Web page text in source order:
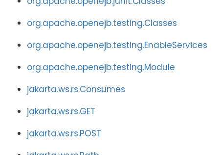
org.apache.openejb.testing.Classes
org.apache.openejb.testing.EnableServices
org.apache.openejb.testing.Module
jakarta.ws.rs.Consumes
jakarta.ws.rs.GET
jakarta.ws.rs.POST